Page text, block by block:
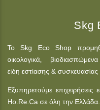
Skg
Το Skg Eco Shop
οικολογικά,
είδη εστίασης &
Εξυπηρετούμε
Ho.Re.Ca σε όλη την Ελλάδα.